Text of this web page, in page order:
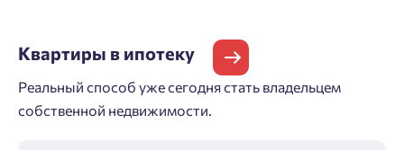
Квартиры в ипотеку
Реальный способ уже сегодня стать владельцем
собственной недвижимости.